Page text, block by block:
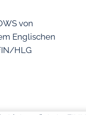
von
Englischen
HLG